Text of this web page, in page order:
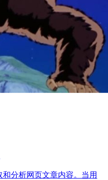
和分析网页文章内容。当用